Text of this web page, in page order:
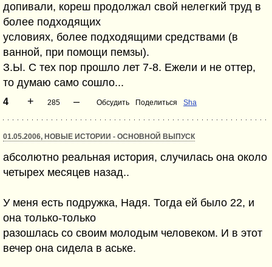
допивали, кореш продолжал свой нелегкий труд в
более подходящих
условиях, более подходящими средствами (в
ванной, при помощи пемзы).
З.Ы. С тех пор прошло лет 7-8. Ежели и не оттер,
то думаю само сошло...
4 + 285 – Обсудить Поделиться Sha
01.05.2006, НОВЫЕ ИСТОРИИ - ОСНОВНОЙ ВЫПУСК
абсолютно реальная история, случилась она около
четырех месяцев назад..
У меня есть подружка, Надя. Тогда ей было 22, и
она только-только
разошлась со своим молодым человеком. И в этот
вечер она сидела в аське.